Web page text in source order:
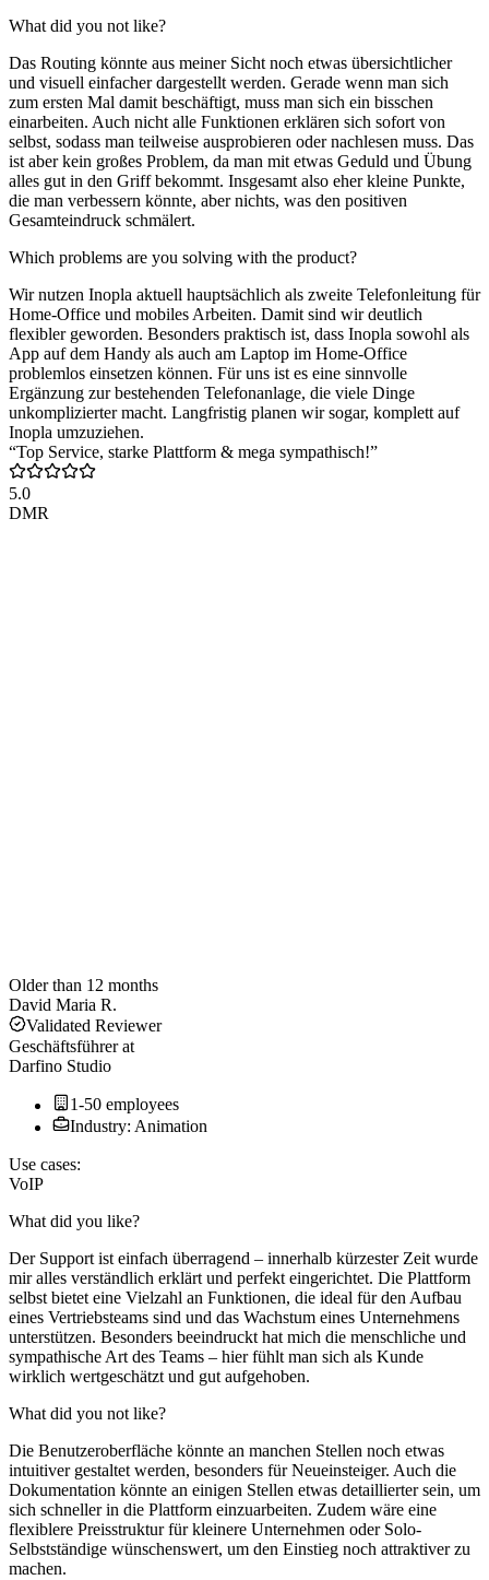
What did you not like?
Das Routing könnte aus meiner Sicht noch etwas übersichtlicher
und visuell einfacher dargestellt werden. Gerade wenn man sich
zum ersten Mal damit beschäftigt, muss man sich ein bisschen
einarbeiten. Auch nicht alle Funktionen erklären sich sofort von
selbst, sodass man teilweise ausprobieren oder nachlesen muss. Das
ist aber kein großes Problem, da man mit etwas Geduld und Übung
alles gut in den Griff bekommt. Insgesamt also eher kleine Punkte,
die man verbessern könnte, aber nichts, was den positiven
Gesamteindruck schmälert.
Which problems are you solving with the product?
Wir nutzen Inopla aktuell hauptsächlich als zweite Telefonleitung für
Home-Office und mobiles Arbeiten. Damit sind wir deutlich
flexibler geworden. Besonders praktisch ist, dass Inopla sowohl als
App auf dem Handy als auch am Laptop im Home-Office
problemlos einsetzen können. Für uns ist es eine sinnvolle
Ergänzung zur bestehenden Telefonanlage, die viele Dinge
unkomplizierter macht. Langfristig planen wir sogar, komplett auf
Inopla umzuziehen.
“Top Service, starke Plattform & mega sympathisch!”
5.0
DMR
Older than 12 months
David Maria R.
Validated Reviewer
Geschäftsführerat
Darfino Studio
1-50 employees
Industry: Animation
Use cases:
VoIP
What did you like?
Der Support ist einfach überragend – innerhalb kürzester Zeit wurde
mir alles verständlich erklärt und perfekt eingerichtet. Die Plattform
selbst bietet eine Vielzahl an Funktionen, die ideal für den Aufbau
eines Vertriebsteams sind und das Wachstum eines Unternehmens
unterstützen. Besonders beeindruckt hat mich die menschliche und
sympathische Art des Teams – hier fühlt man sich als Kunde
wirklich wertgeschätzt und gut aufgehoben.
What did you not like?
Die Benutzeroberfläche könnte an manchen Stellen noch etwas
intuitiver gestaltet werden, besonders für Neueinsteiger. Auch die
Dokumentation könnte an einigen Stellen etwas detaillierter sein, um
sich schneller in die Plattform einzuarbeiten. Zudem wäre eine
flexiblere Preisstruktur für kleinere Unternehmen oder Solo-
Selbstständige wünschenswert, um den Einstieg noch attraktiver zu
machen.